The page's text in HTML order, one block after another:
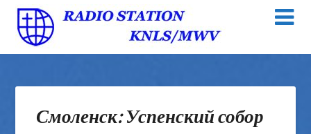
Смоленск: Успенский собор